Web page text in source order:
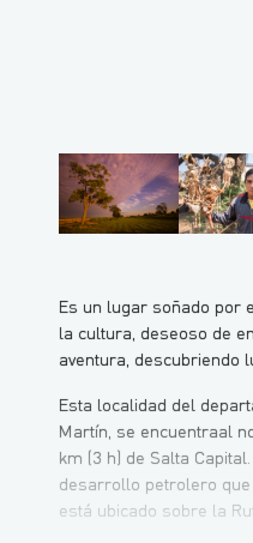
Es un lugar soñado por
la cultura, deseoso de
aventura, descubriendo
Esta localidad del
Martín, se encuentraal
km (3 h) de Salta
desarrollo petrolero
está ubicado sobre la